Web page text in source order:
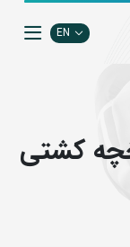
EN
کشتی